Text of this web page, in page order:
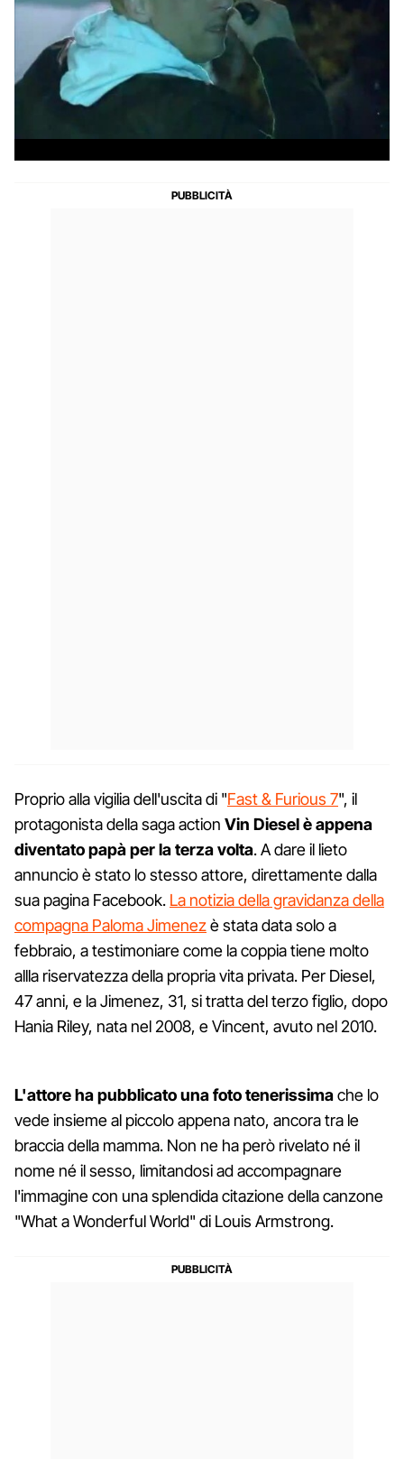
Proprio alla vigilia dell'uscita di "Fast & Furious 7", il
protagonista della saga action Vin Diesel è appena
diventato papà per la terza volta. A dare il lieto
annuncio è stato lo stesso attore, direttamente dalla
sua pagina Facebook. La notizia della gravidanza della
compagna Paloma Jimenezè stata data solo a
febbraio, a testimoniare come la coppia tiene molto
allla riservatezza della propria vita privata. Per Diesel,
47 anni, e la Jimenez, 31, si tratta del terzo figlio, dopo
Hania Riley, nata nel 2008, e Vincent, avuto nel 2010.
L'attore ha pubblicato una foto tenerissimache lo
vede insieme al piccolo appena nato, ancora tra le
braccia della mamma. Non ne ha però rivelato né il
nome né il sesso, limitandosi ad accompagnare
l'immagine con una splendida citazione della canzone
"What a Wonderful World" di Louis Armstrong.